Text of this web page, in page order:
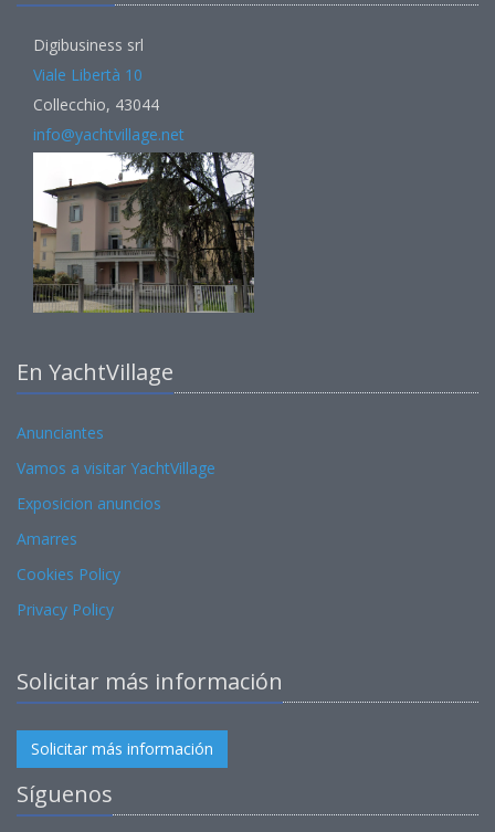
Digibusiness srl
Viale Libertà 10
Collecchio, 43044
info@yachtvillage.net
En YachtVillage
Anunciantes
Vamos a visitar YachtVillage
Exposicion anuncios
Amarres
Cookies Policy
Privacy Policy
Solicitar más información
Solicitar más información
Síguenos